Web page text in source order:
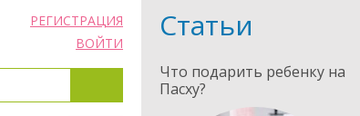
РЕГИСТРАЦИЯ
ВОЙТИ
Статьи
Что подарить ребенку на
Пасху?